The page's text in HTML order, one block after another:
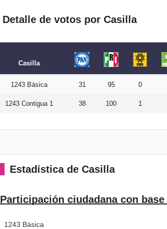
Detalle de votos por Casilla
Casilla
1243 Básica 31 95 0
1243 Contigua 1 38 100 1
Estadística de Casilla
Participación ciudadana con
1243 Básica